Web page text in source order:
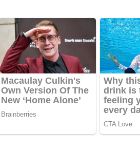
y
Li
n
k